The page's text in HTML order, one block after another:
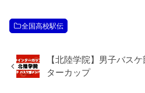
全国高校駅伝
【北陸学院】男子バス
ターカップ